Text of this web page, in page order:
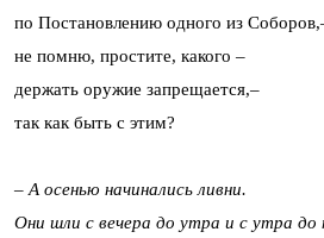
по Постановлению одного из
не помню, простите, какого –
держать оружие запрещается,–
так как быть с этим?
– А осенью начинались ливни.
Они шли с вечера до утра и с утра до